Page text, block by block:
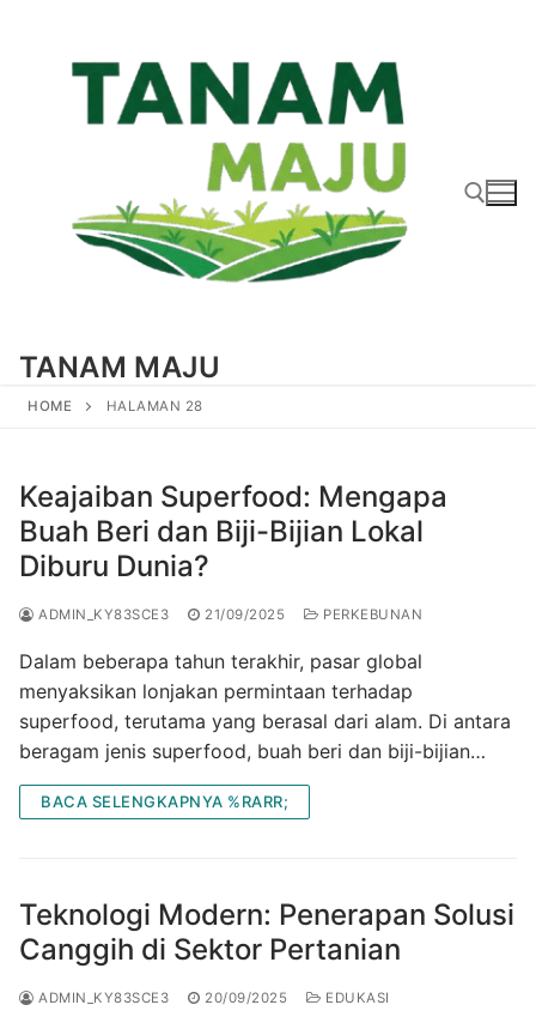
TANAM MAJU
HOME HALAMAN 28
Keajaiban Superfood: Mengapa
Buah Beri dan Biji-Bijian Lokal
Diburu Dunia?
ADMIN_KY83SCE3 21/09/2025 PERKEBUNAN
Dalam beberapa tahun terakhir, pasar global
menyaksikan lonjakan permintaan terhadap
superfood, terutama yang berasal dari alam. Di antara
beragam jenis superfood, buah beri dan biji-bijian…
BACA SELENGKAPNYA %RARR;
Teknologi Modern: Penerapan Solusi
Canggih di Sektor Pertanian
ADMIN_KY83SCE3 20/09/2025 EDUKASI